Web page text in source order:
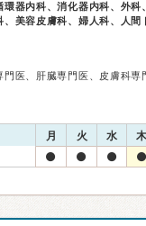
環器内科、消化器内科、外
、美容皮膚科、婦人科、人間
門医、肝臓専門医、皮膚科専
月 火 水 木